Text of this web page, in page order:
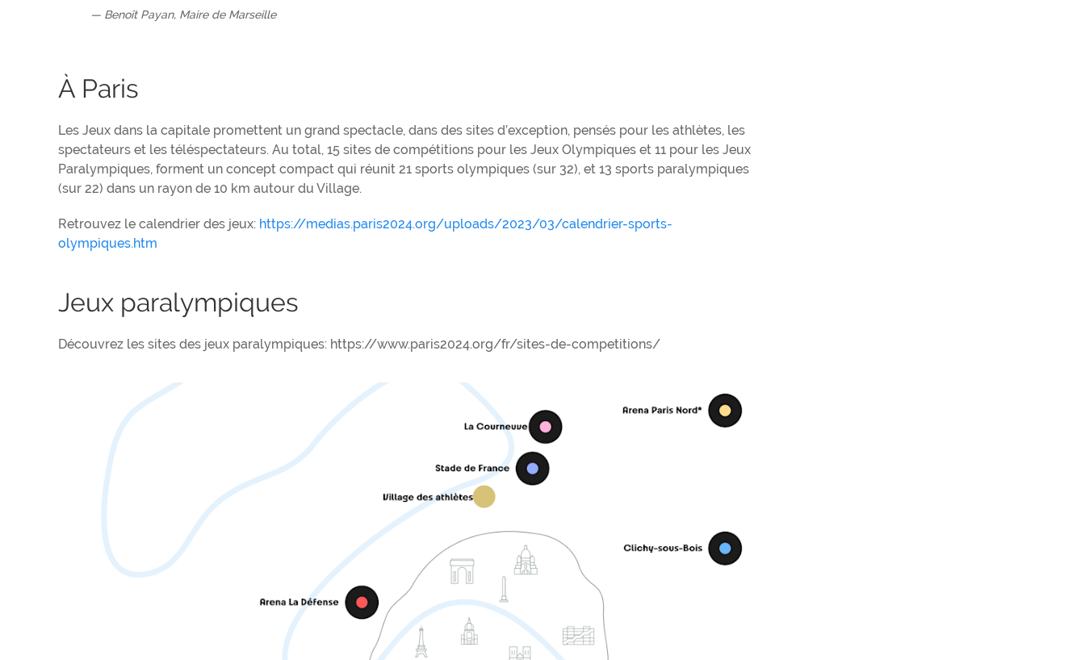
Benoît Payan, Maire de Marseille
À Paris
Les Jeux dans la capitale promettent un grand spectacle, dans des sites d’exception, pensés pour les athlètes, les
spectateurs et les téléspectateurs. Au total, 15 sites de compétitions pour les Jeux Olympiques et 11 pour les Jeux
Paralympiques, forment un concept compact qui réunit 21 sports olympiques (sur 32), et 13 sports paralympiques
(sur 22) dans un rayon de 10 km autour du Village.
Retrouvez le calendrier des jeux: https://medias.paris2024.org/uploads/2023/03/calendrier-sports-
olympiques.htm
Jeux paralympiques
Découvrez les sites des jeux paralympiques: https://www.paris2024.org/fr/sites-de-competitions/